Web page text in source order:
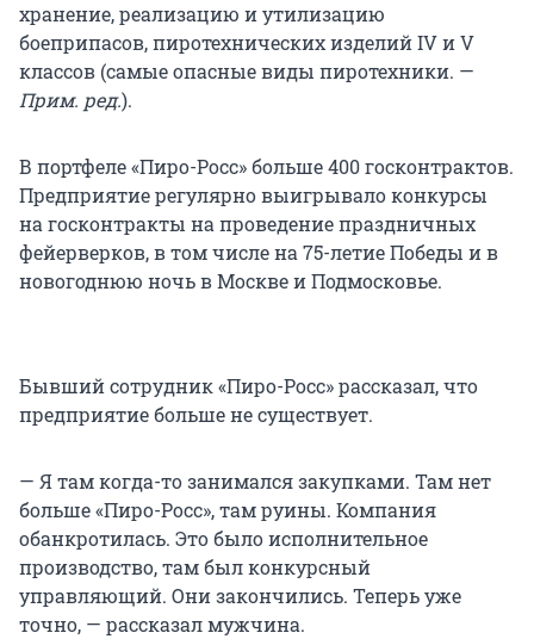
хранение, реализацию и утилизацию
боеприпасов, пиротехнических изделий IV и V
классов (самые опасные виды пиротехники. —
Прим. ред.).
В портфеле «Пиро-Росс» больше 400 госконтрактов.
Предприятие регулярно выигрывало конкурсы
на госконтракты на проведение праздничных
фейерверков, в том числе на 75-летие Победы и в
новогоднюю ночь в Москве и Подмосковье.
Бывший сотрудник «Пиро-Росс» рассказал, что
предприятие больше не существует.
— Я там когда-то занимался закупками. Там нет
больше «Пиро-Росс», там руины. Компания
обанкротилась. Это было исполнительное
производство, там был конкурсный
управляющий. Они закончились. Теперь уже
точно, — рассказал мужчина.